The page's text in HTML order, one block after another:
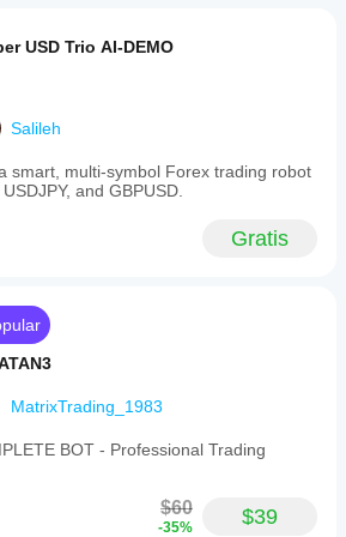
USD Trio AI-DEMO
Salileh
smart, multi-symbol Forex trading robot
and GBPUSD.
Gratis
MatrixTrading_1983
BOT - Professional Trading
$60
-35% $39